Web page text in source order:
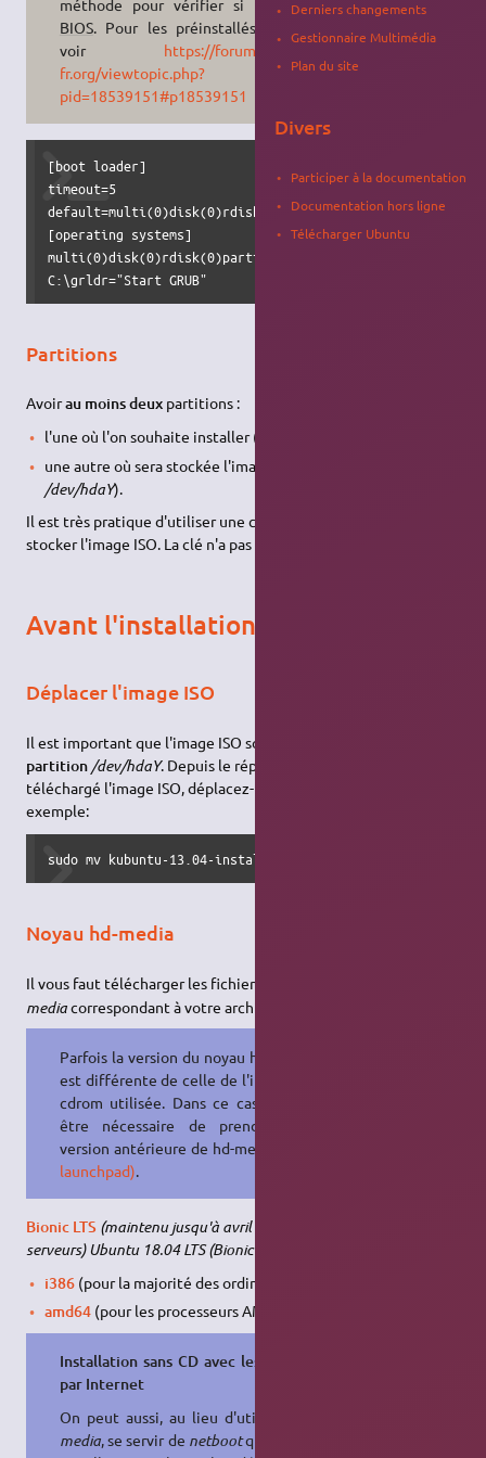
méthode pour vérifier si UEFI ou
BIOS. Pour les préinstallés en EFI
voir https://forum.ubuntu-
fr.org/viewtopic.php?
pid=18539151#p18539151
[boot loader]
timeout=5
default=multi(0)disk(0)rdisk(0)partition(1)\WINDOWS
[operating systems]
multi(0)disk(0)rdisk(0)partition(1)\WINDOWS="Windows
C:\grldr="Start GRUB"
Partitions
Avoirau moins deux partitions :
l'une où l'on souhaite installer (K)Ubuntu (ici :
une autre où sera stockée l'image ISO d'installation.(ici :
/dev/hdaY).
Il est très pratique d'utiliser une clé
stocker l'image ISO. La clé n'a pas besoin d'être bootable.
Avant l'installation
Déplacer l'image ISO
Il est important que l'image ISO soit
partition /dev/hdaY. Depuis le répertoire où vous avez
téléchargé l'image ISO, déplacez-la avec la commande
exemple:
sudo mv kubuntu-13.04-install-i386.iso /
Noyau hd-media
Il vous faut télécharger les fichiers
mediacorrespondant à votre architecture :
Parfois la version du noyau hd-media
est différente de celle de l'image de
cdrom utilisée. Dans ce cas il peut
être nécessaire de prendre une
version antérieure de hd-media
launchpad)
Bionic LTS (maintenu jusqu'à avril 2023 : postes de travail et
serveurs) Ubuntu 18.04 LTS (Bionic Beaver)
i386(pour la majorité des ordinateurs).
amd64(pour les processeurs AMD ou INTEL 64bits).
Installation sans CD avec les dépôts
par Internet
On peut aussi, au lieu d'utiliser
media, se servir de netbootqui est un
Derniers changements
Gestionnaire Multimédia
Plan du site
Divers
Participer à la documentation
Documentation hors ligne
Télécharger Ubuntu